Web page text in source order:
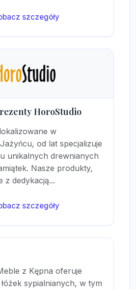
szczegóły
HoroStudio
w
od lat specjalizuje
unikalnych drewnianych
Nasze produkty,
z dedykacją...
szczegóły
z Kępna oferuje
sypialnianych, w tym